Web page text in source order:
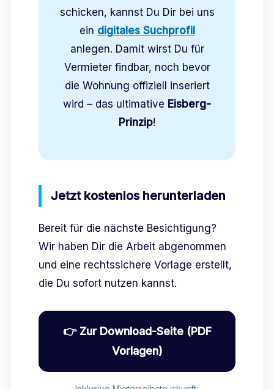
schicken, kannst Du Dir bei uns
ein digitales Suchprofil
anlegen. Damit wirst Du für
Vermieter findbar, noch bevor
die Wohnung offiziell inseriert
wird – das ultimative Eisberg-
Prinzip!
Jetzt kostenlos herunterladen
Bereit für die nächste Besichtigung?
Wir haben Dir die Arbeit abgenommen
und eine rechtssichere Vorlage erstellt,
die Du sofort nutzen kannst.
👉 Zur Download-Seite (PDF
Vorlagen)